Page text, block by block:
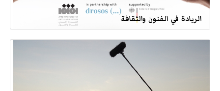
الريادة في الفنون والثقافة